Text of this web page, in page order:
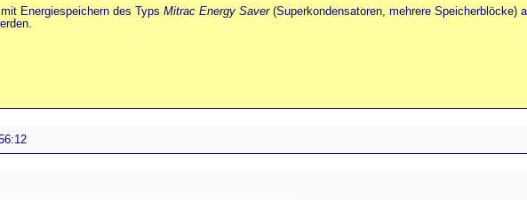
Energiespeichern des Typs Mitrac Energy Saver(Superkondensatoren, mehrere Speicherblöcke)